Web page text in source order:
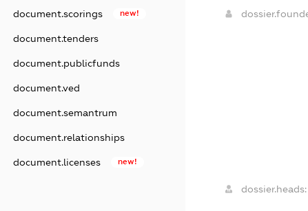
document.scorings new!
document.tenders
document.publicfunds
document.ved
document.semantrum
document.relationships
document.licenses new!
dossier.heads: